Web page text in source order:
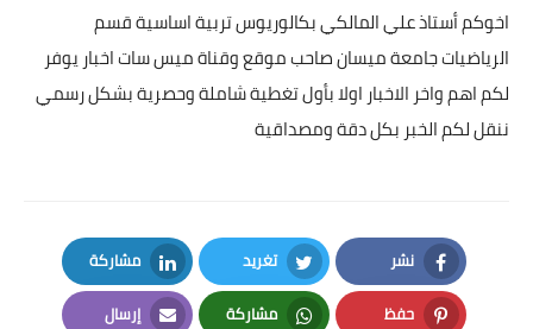
اخوكم أستاذ علي المالكي بكالوريوس تربية اساسية قسم
الرياضيات جامعة ميسان صاحب موقع وقناة ميس سات اخبار يوفر
لكم اهم واخر الاخبار اولا بأول تغطية شاملة وحصرية بشكل رسمي
ننقل لكم الخبر بكل دقة ومصداقية
نشر
Facebook
تغريد
Twitter
مشاركة
LinkedIn
حفظ مشاركة إرسال